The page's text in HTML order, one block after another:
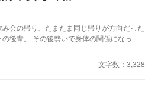
み会の帰り、たまたま同じ帰りが方向だった
の後輩。 その後勢いで身体の関係になっ
文字数：3,328